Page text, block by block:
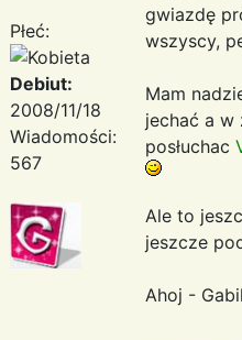
Płeć:
Debiut:
2008/11/18
Wiadomości:
567
gwiazdę
wszyscy,
Mam
jechać a w
posłuchac
Ale to
jeszcze
Ahoj -